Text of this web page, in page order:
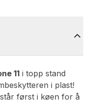
11 i topp stand
i plast!
først i køen for å